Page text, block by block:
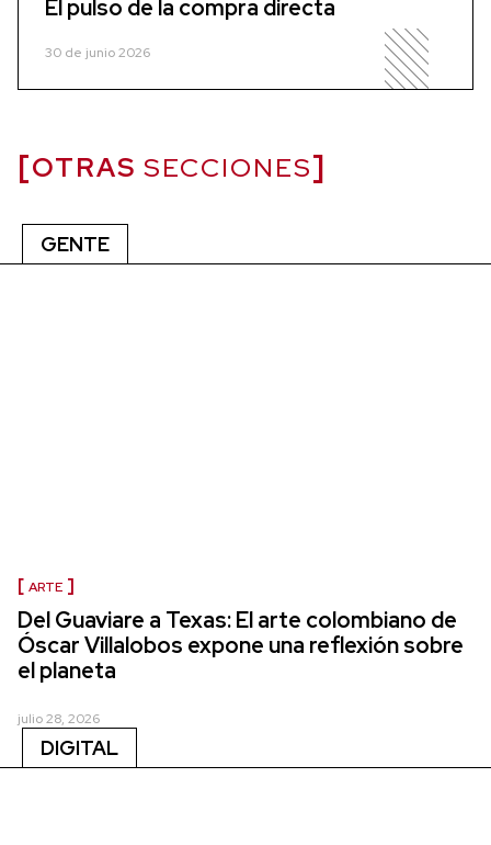
El pulso de la compra directa
30 de junio 2026
OTRAS SECCIONES
GENTE
ARTE
Del Guaviare a Texas: El arte colombiano de
Óscar Villalobos expone una reflexión sobre
el planeta
julio 28, 2026
DIGITAL